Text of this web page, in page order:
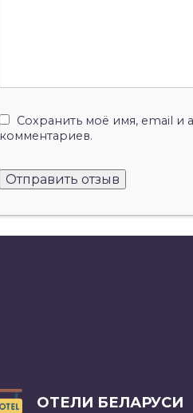
Сохранить моё имя, email и
комментариев.
ОТЕЛИ БЕЛАРУСИ